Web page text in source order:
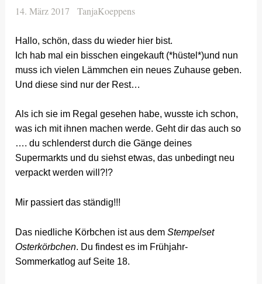
14. März 2017 TanjaKoeppens
Hallo, schön, dass du wieder hier bist.
Ich hab mal ein bisschen eingekauft (*hüstel*)und nun
muss ich vielen Lämmchen ein neues Zuhause geben.
Und diese sind nur der Rest…
Als ich sie im Regal gesehen habe, wusste ich schon,
was ich mit ihnen machen werde. Geht dir das auch so
…. du schlenderst durch die Gänge deines
Supermarkts und du siehst etwas, das unbedingt neu
verpackt werden will?!?
Mir passiert das ständig!!!
Das niedliche Körbchen ist aus demStempelset
Osterkörbchen. Du findest es im Frühjahr-
Sommerkatlog auf Seite 18.